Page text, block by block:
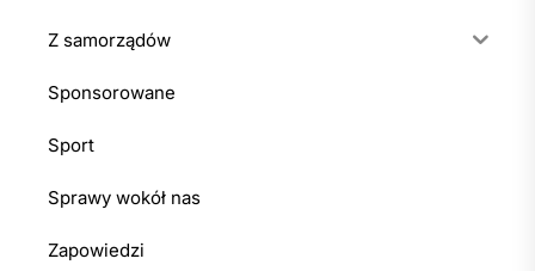
Z samorządów
Sponsorowane
Sport
Sprawy wokół nas
Zapowiedzi